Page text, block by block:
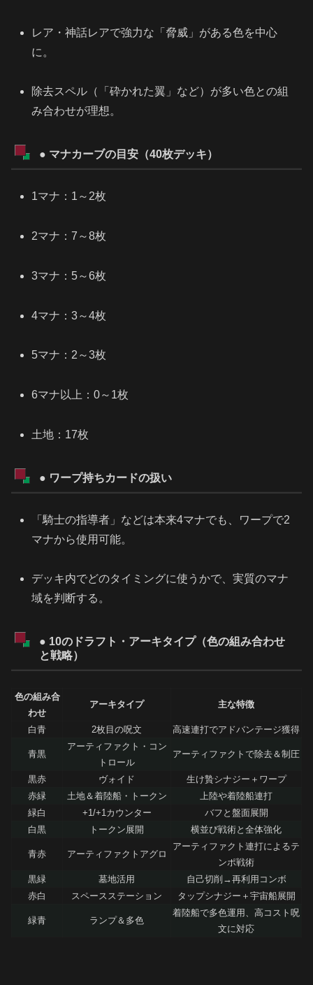
レア・神話レアで強力な「脅威」がある色を中心
に。
除去スペル（「砕かれた翼」など）が多い色との組
み合わせが理想。
● マナカーブの目安（40枚デッキ）
1マナ：1～2枚
2マナ：7～8枚
3マナ：5～6枚
4マナ：3～4枚
5マナ：2～3枚
6マナ以上：0～1枚
土地：17枚
● ワープ持ちカードの扱い
「騎士の指導者」などは本来4マナでも、ワープで2
マナから使用可能。
デッキ内でどのタイミングに使うかで、実質のマナ
域を判断する。
● 10のドラフト・アーキタイプ（色の組み合わせ
と戦略）
色の組み合
わせ
アーキタイプ 主な特徴
白青 2枚目の呪文 高速連打でアドバンテージ獲得
青黒
アーティファクト・コン
トロール
アーティファクトで除去＆制圧
黒赤 ヴォイド
生け贄シナジー＋ワープ
赤緑
土地＆着陸船・トークン
上陸や着陸船連打
緑白
+1/+1カウンター
バフと盤面展開
白黒
トークン展開 横並び戦術と全体強化
青赤 アーティファクトアグロ
アーティファクト連打によるテ
ンポ戦術
黒緑
墓地活用
自己切削→再利用コンボ
赤白
スペースステーション タップシナジー＋宇宙船展開
緑青 ランプ＆多色
着陸船で多色運用、高コスト呪
文に対応